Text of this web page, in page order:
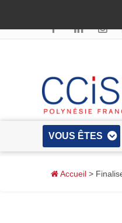
VOUS ÊTES
Accueil >